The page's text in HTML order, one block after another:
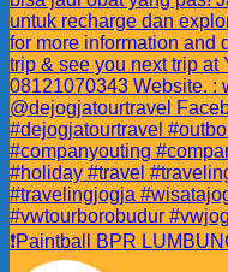
❗️Paintball BPR